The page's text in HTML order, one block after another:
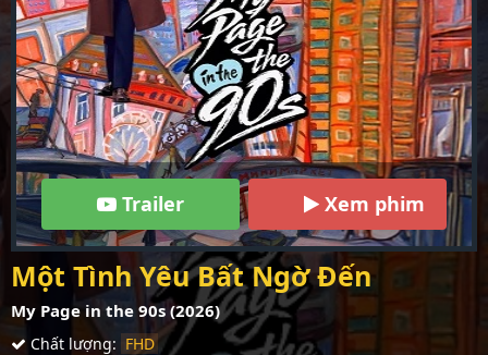
Trailer Xem phim
Một Tình Yêu Bất Ngờ Đến
My Page in the 90s (2026)
Chất lượng: FHD